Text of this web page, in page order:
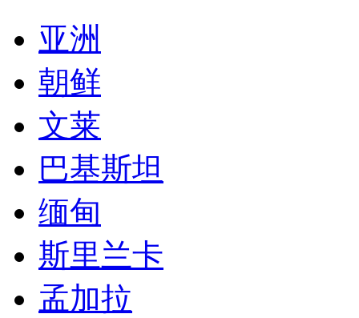
亚洲
朝鲜
文莱
巴基斯坦
缅甸
斯里兰卡
孟加拉